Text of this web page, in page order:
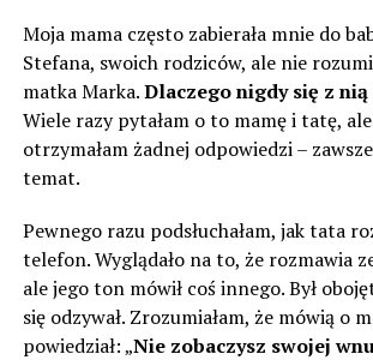
Moja mama często zabierała mnie do
Stefana, swoich rodziców, ale nie
matka Marka.Dlaczego nigdy się z
Wiele razy pytałam o to mamę i tatę,
otrzymałam żadnej odpowiedzi –
temat.
Pewnego razu podsłuchałam, jak tata
telefon. Wyglądało na to, że rozmawia
ale jego ton mówił coś innego. Był
się odzywał. Zrozumiałam, że mówią o
powiedział: „Nie zobaczysz swojej